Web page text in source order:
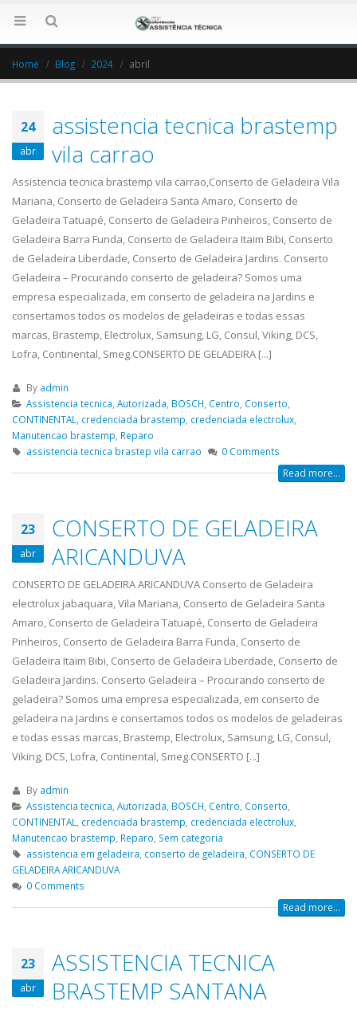
Home Blog 2024 abril
24
abr
assistencia tecnica brastemp
vila carrao
Assistencia tecnica brastemp vila carrao,Conserto de Geladeira Vila
Mariana, Conserto de Geladeira Santa Amaro, Conserto de
Geladeira Tatuapé, Conserto de Geladeira Pinheiros, Conserto de
Geladeira Barra Funda, Conserto de Geladeira Itaim Bibi, Conserto
de Geladeira Liberdade, Conserto de Geladeira Jardins. Conserto
Geladeira – Procurando conserto de geladeira? Somos uma
empresa especializada, em conserto de geladeira na Jardins e
consertamos todos os modelos de geladeiras e todas essas
marcas, Brastemp, Electrolux, Samsung, LG, Consul, Viking, DCS,
Lofra, Continental, Smeg.CONSERTO DE GELADEIRA [...]
By admin
Assistencia tecnica, Autorizada, BOSCH, Centro, Conserto,
CONTINENTAL, credenciada brastemp, credenciada electrolux,
Manutencao brastemp, Reparo
assistencia tecnica brastep vila carrao
0 Comments
Read more...
23
abr
CONSERTO DE GELADEIRA
ARICANDUVA
CONSERTO DE GELADEIRA ARICANDUVA Conserto de Geladeira
electrolux jabaquara, Vila Mariana, Conserto de Geladeira Santa
Amaro, Conserto de Geladeira Tatuapé, Conserto de Geladeira
Pinheiros, Conserto de Geladeira Barra Funda, Conserto de
Geladeira Itaim Bibi, Conserto de Geladeira Liberdade, Conserto de
Geladeira Jardins. Conserto Geladeira – Procurando conserto de
geladeira? Somos uma empresa especializada, em conserto de
geladeira na Jardins e consertamos todos os modelos de geladeiras
e todas essas marcas, Brastemp, Electrolux, Samsung, LG, Consul,
Viking, DCS, Lofra, Continental, Smeg.CONSERTO [...]
By admin
Assistencia tecnica, Autorizada, BOSCH, Centro, Conserto,
CONTINENTAL, credenciada brastemp, credenciada electrolux,
Manutencao brastemp, Reparo, Sem categoria
assistencia em geladeira, conserto de geladeira, CONSERTO DE
GELADEIRA ARICANDUVA
0 Comments
Read more...
23
abr
ASSISTENCIA TECNICA
BRASTEMP SANTANA